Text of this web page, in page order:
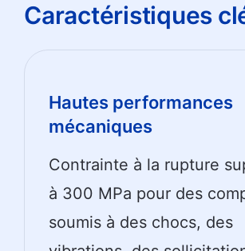
Caractéristiques
Hautes performances
mécaniques
Contrainte à la rupture
à 300 MPa pour des
soumis à des chocs, des